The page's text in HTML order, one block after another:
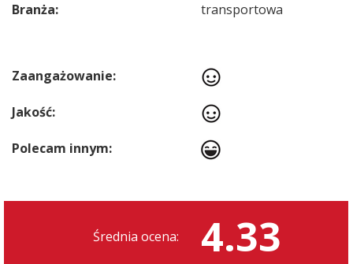
Branża:
transportowa
Zaangażowanie:
Jakość:
Polecam innym:
Średnia ocena: 4.33